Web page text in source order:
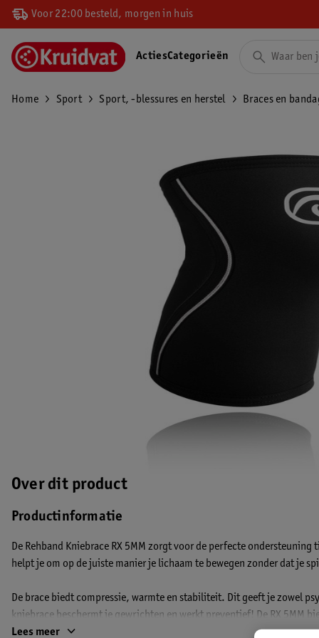
Voor 22:00 besteld, morgen in huis
ActiesCategorieën
Home Sport Sport, -blessures en herstel Braces en
Over dit product
Productinformatie
De Rehband Kniebrace RX 5MM zorgt voor de perfecte
helpt je om op de juiste manier je lichaam te bewegen zonder dat je
De brace biedt compressie, warmte en stabiliteit. Dit geeft je zowel
kniebrace beschermt je gewrichten en werkt preventief! De RX 5MM
sportactiviteiten zoals Crossfit en Fitness.
Lees meer